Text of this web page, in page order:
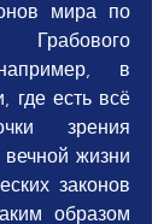
мира по
в
где есть всё
зрения
жизни
законов
образом